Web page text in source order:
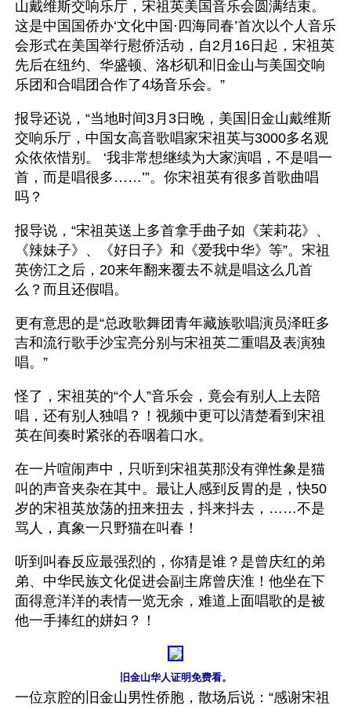
山戴维斯交响乐厅，宋祖英美国音乐会圆满结束。
这是中国国侨办‘文化中国·四海同春’首次以个人音乐
会形式在美国举行慰侨活动，自2月16日起，宋祖英
先后在纽约、华盛顿、洛杉矶和旧金山与美国交响
乐团和合唱团合作了4场音乐会。”
报导还说，“当地时间3月3日晚，美国旧金山戴维斯
交响乐厅，中国女高音歌唱家宋祖英与3000多名观
众依依惜别。 ‘我非常想继续为大家演唱，不是唱一
首，而是唱很多……’”。你宋祖英有很多首歌曲唱
吗？
报导说，“宋祖英送上多首拿手曲子如《茉莉花》、
《辣妹子》、《好日子》和《爱我中华》等”。宋祖
英傍江之后，20来年翻来覆去不就是唱这么几首
么？而且还假唱。
更有意思的是“总政歌舞团青年藏族歌唱演员泽旺多
吉和流行歌手沙宝亮分别与宋祖英二重唱及表演独
唱。”
怪了，宋祖英的“个人”音乐会，竟会有别人上去陪
唱，还有别人独唱？！视频中更可以清楚看到宋祖
英在间奏时紧张的吞咽着口水。
在一片喧闹声中，只听到宋祖英那没有弹性象是猫
叫的声音夹杂在其中。最让人感到反胃的是，快50
岁的宋祖英放荡的扭来扭去，抖来抖去，……不是
骂人，真象一只野猫在叫春！
听到叫春反应最强烈的，你猜是谁？是曾庆红的弟
弟、中华民族文化促进会副主席曾庆淮！他坐在下
面得意洋洋的表情一览无余，难道上面唱歌的是被
他一手捧红的姘妇？！
旧金山华人证明免费看。
一位京腔的旧金山男性侨胞，散场后说：“感谢宋祖